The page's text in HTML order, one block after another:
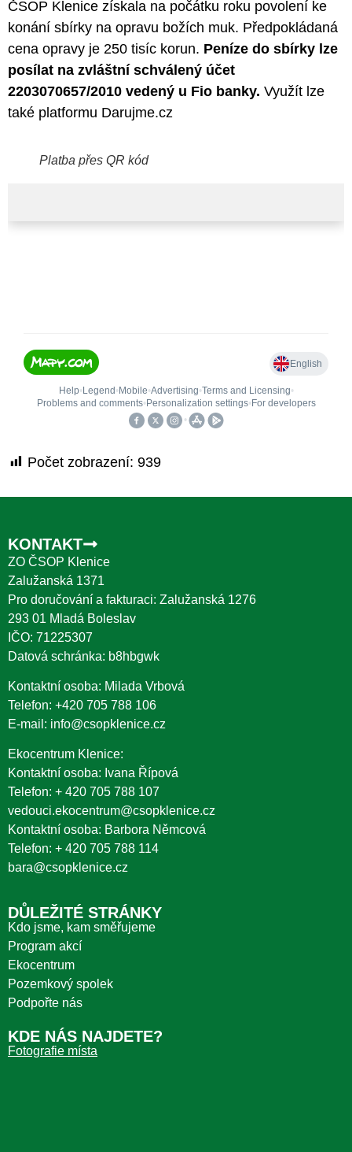
ČSOP Klenice získala na počátku roku povolení ke
konání sbírky na opravu božích muk. Předpokládaná
cena opravy je 250 tisíc korun. Peníze do sbírky lze
posílat na zvláštní schválený účet
2203070657/2010 vedený u Fio banky. Využít lze
také platformu Darujme.cz
Platba přes QR kód
Počet zobrazení: 939
KONTAKT
ZO ČSOP Klenice
Zalužanská 1371
Pro doručování a fakturaci: Zalužanská 1276
293 01 Mladá Boleslav
IČO: 71225307
Datová schránka: b8hbgwk
Kontaktní osoba: Milada Vrbová
Telefon: +420 705 788 106
E-mail: info@csopklenice.cz
Ekocentrum Klenice:
Kontaktní osoba: Ivana Řípová
Telefon: + 420 705 788 107
vedouci.ekocentrum@csopklenice.cz
Kontaktní osoba: Barbora Němcová
Telefon: + 420 705 788 114
bara@csopklenice.cz
DŮLEŽITÉ STRÁNKY
Kdo jsme, kam směřujeme
Program akcí
Ekocentrum
Pozemkový spolek
Podpořte nás
KDE NÁS NAJDETE?
Fotografie místa